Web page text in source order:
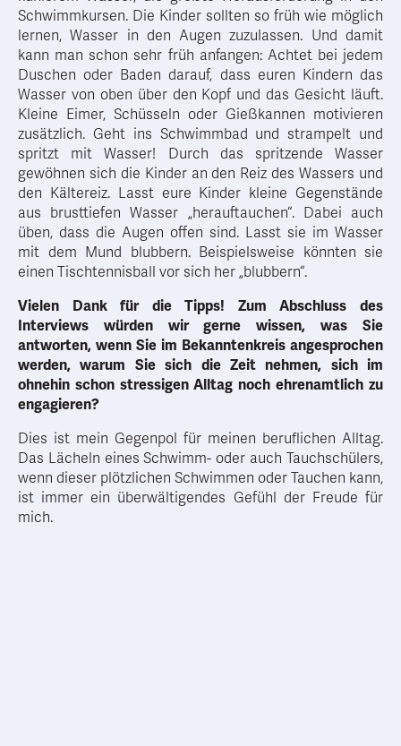
Schwimmkursen. Die Kinder sollten so früh wie möglich
lernen, Wasser in den Augen zuzulassen. Und damit
kann man schon sehr früh anfangen: Achtet bei jedem
Duschen oder Baden darauf, dass euren Kindern das
Wasser von oben über den Kopf und das Gesicht läuft.
Kleine Eimer, Schüsseln oder Gießkannen motivieren
zusätzlich. Geht ins Schwimmbad und strampelt und
spritzt mit Wasser! Durch das spritzende Wasser
gewöhnen sich die Kinder an den Reiz des Wassers und
den Kältereiz. Lasst eure Kinder kleine Gegenstände
aus brusttiefen Wasser „herauftauchen“. Dabei auch
üben, dass die Augen offen sind. Lasst sie im Wasser
mit dem Mund blubbern. Beispielsweise könnten sie
einen Tischtennisball vor sich her „blubbern“.
Vielen Dank für die Tipps! Zum Abschluss des
Interviews würden wir gerne wissen, was Sie
antworten, wenn Sie im Bekanntenkreis angesprochen
werden, warum Sie sich die Zeit nehmen, sich im
ohnehin schon stressigen Alltag noch ehrenamtlich zu
engagieren?
Dies ist mein Gegenpol für meinen beruflichen Alltag.
Das Lächeln eines Schwimm- oder auch Tauchschülers,
wenn dieser plötzlichen Schwimmen oder Tauchen kann,
ist immer ein überwältigendes Gefühl der Freude für
mich.